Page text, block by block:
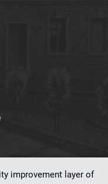
improvement layer of